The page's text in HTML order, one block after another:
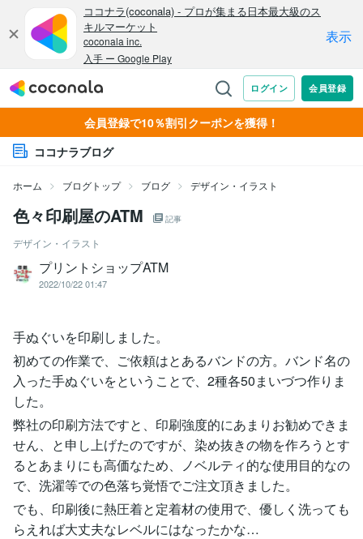
会員登録で10％割引クーポンを獲得！
ココナラブログ
ホーム ブログトップ ブログ デザイン・イラスト
色々印刷屋のATM 記事
デザイン・イラスト
プリントショップATM
2022/10/22 01:47
手ぬぐいを印刷しました。
初めての作業で、ご依頼はとあるバンドの方。バンド名の
入った手ぬぐいをということで、2種各50まいづつ作りま
した。
弊社の印刷方法ですと、印刷強度的にあまりお勧めできま
せん、と申し上げたのですが、染め抜きの物を作ろうとす
るとあまりにも高価なため、ノベルティ的な使用目的なの
で、洗濯等での色落ち覚悟でご注文頂きました。
でも、印刷後に熱圧着と定着材の使用で、優しく洗っても
らえれば大丈夫なレベルにはなったかな…